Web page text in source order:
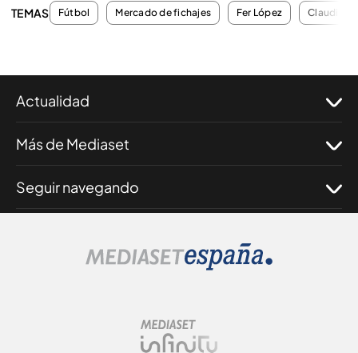
TEMAS Fútbol Mercado de fichajes Fer López Claudio
Actualidad
Más de Mediaset
Seguir navegando